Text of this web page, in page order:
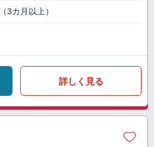
3カ月以上）
詳しく見る